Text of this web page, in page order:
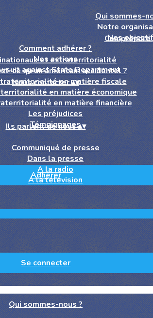
Qui sommes-
Notre
Nos
Comment adhérer ?
Nos actions
against State Department
Comprendre
et extraterritorialité
ce qu'un américain accidentel ?
en matière fiscale
en matière économique
en matière financière
Les préjudices
Témoignages
Nous contacter▴▾
Ils parlent de nous▴▾
Communiqué de presse
Dans la presse
A la radio
A la télévision
Adhérer
Se connecter
Qui sommes-nous ?